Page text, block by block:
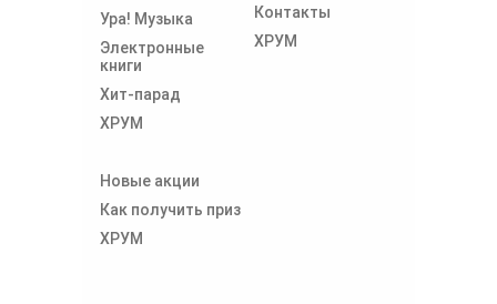
Ура! Музыка
Электронные
книги
Хит-парад
ХРУМ
Контакты
ХРУМ
Новые акции
Как получить приз
ХРУМ